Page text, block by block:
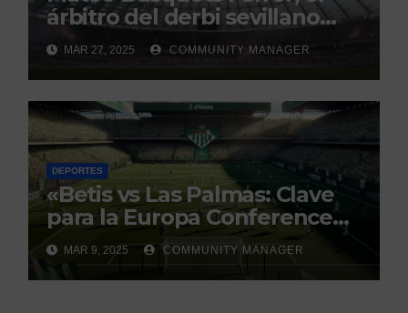
árbitro del derbi sevillano
con un historial que genera
debate
MAR 27, 2025 COMMUNITY MANAGER
DEPORTES
«Betis vs Las Palmas: Clave
para la Europa Conference
League»
MAR 9, 2025 COMMUNITY MANAGER